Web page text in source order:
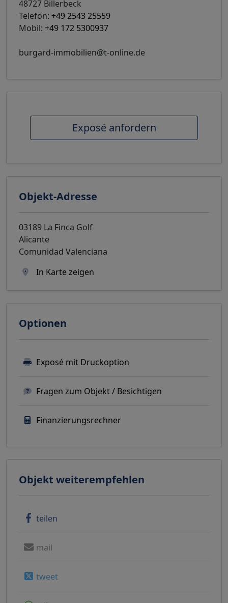
48727 Billerbeck
Telefon: +49 2543 25559
Mobil: +49 172 5300937
burgard-immobilien@t-online.de
Exposé anfordern
Objekt-Adresse
03189 La Finca Golf
Alicante
Comunidad Valenciana
In Karte zeigen
Optionen
Exposé mit Druckoption
Fragen zum Objekt / Besichtigen
Finanzierungsrechner
Objekt weiterempfehlen
teilen
mail
tweet